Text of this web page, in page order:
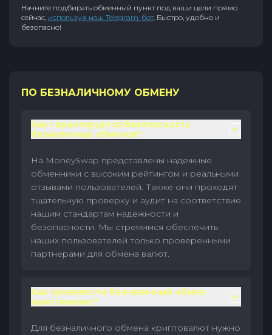
Начните подбирать обменный пункт под ваши цели прямо
сейчас, используя наш Telegram-бот. Быстро, удобно и
безопасно!
ПО БЕЗНАЛИЧНОМУ ОБМЕНУ
Как гарантируется безопасность
безналичных обменов?
На MoneySwap представлены надежные
обменники с высоким рейтингом и реальными
отзывами пользователей. Также они проходят
тщательную проверку и аудит на соответствие
нашим стандартам надежности и
безопасности. Мы стремимся обеспечить
наших пользователей только проверенными
партнерами для обмена валют.
Как произвести безналичный обмен
криптовалют?
Для безналичного обмена криптовалют нужно